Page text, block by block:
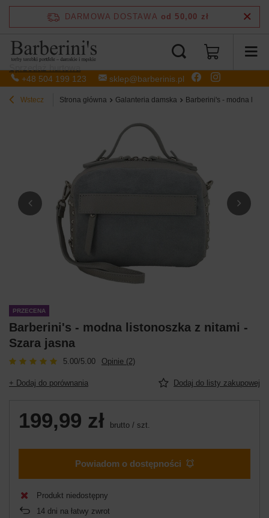
+48 504 199 123 sklep@barberinis.pl
DARMOWA DOSTAWA od 50,00 zł
Wstecz Strona główna Galanteria damska Barberini's - modna
PRZECENA
Barberini's - modna listonoszka z nitami -
Szara jasna
5.00/5.00 Opinie (2)
+ Dodaj do porównania Dodaj do listy zakupowej
199,99 zł brutto / szt.
Powiadom o dostępności
Produkt niedostępny
14 dni na łatwy zwrot